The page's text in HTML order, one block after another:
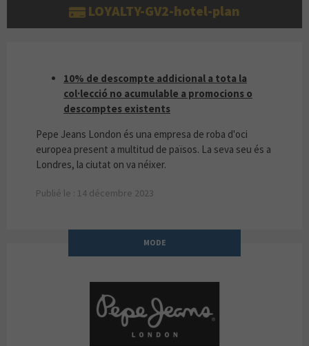
LOYALTY-GV2-hotel-plan
10% DE DESCOMPTE ADDICIONAL A TOTA
10% de descompte addicional a tota la
col·lecció no acumulable a promocions o
descomptes existents
Pepe Jeans London és una empresa de roba d'oci
europea present a multitud de països. La seva seu és a
Londres, la ciutat on va néixer.
Publié le : 14 décembre 2023
MODE
PEPE JEANS